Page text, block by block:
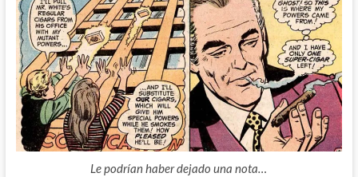
Le podrían haber dejado una nota…